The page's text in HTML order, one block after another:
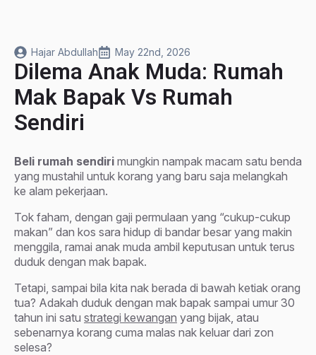
Hajar Abdullah May 22nd, 2026
Dilema Anak Muda: Rumah
Mak Bapak Vs Rumah
Sendiri
Beli rumah sendiri mungkin nampak macam satu benda
yang mustahil untuk korang yang baru saja melangkah
ke alam pekerjaan.
Tok faham, dengan gaji permulaan yang “cukup-cukup
makan” dan kos sara hidup di bandar besar yang makin
menggila, ramai anak muda ambil keputusan untuk terus
duduk dengan mak bapak.
Tetapi, sampai bila kita nak berada di bawah ketiak orang
tua? Adakah duduk dengan mak bapak sampai umur 30
tahun ini satu strategi kewangan yang bijak, atau
sebenarnya korang cuma malas nak keluar dari zon
selesa?